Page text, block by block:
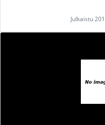
Julkaistu